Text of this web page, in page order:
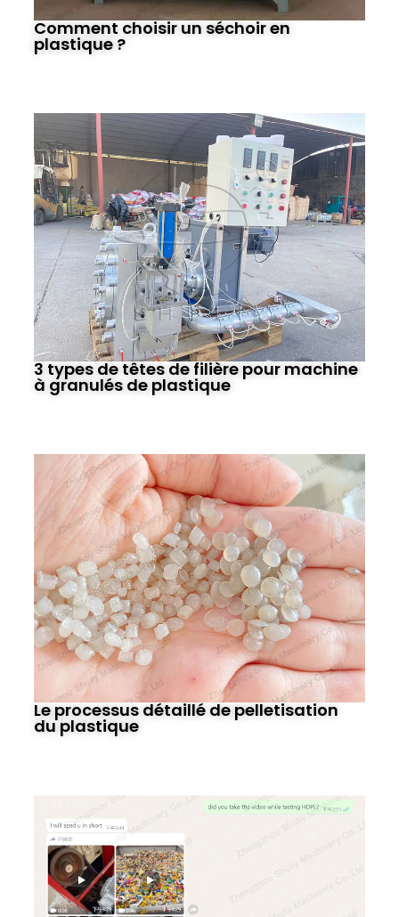
Comment choisir un séchoir en
plastique ?
3 types de têtes de filière pour machine
à granulés de plastique
Le processus détaillé de pelletisation
du plastique